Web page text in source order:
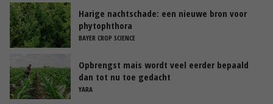
Harige nachtschade: een nieuwe bron voor
phytophthora
BAYER CROP SCIENCE
Opbrengst mais wordt veel eerder bepaald
dan tot nu toe gedacht
YARA